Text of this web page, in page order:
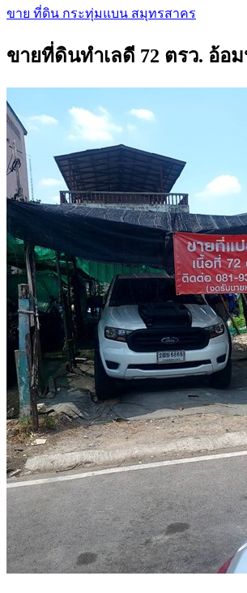
ขาย ที่ดิน กระทุ่มแบน สมุทรสาคร
ขายที่ดินทำเลดี 72 ตรว. อ้อ